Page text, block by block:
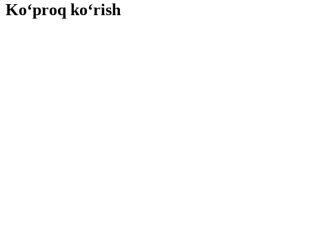
Ko‘proq ko‘rish